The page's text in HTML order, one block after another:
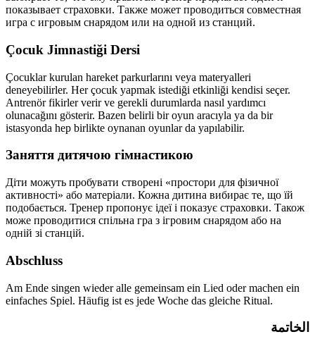
показывает страховки. Также может проводиться совместная
игра с игровым снарядом или на одной из станций.
Çocuk Jimnastiği Dersi
Çocuklar kurulan hareket parkurlarını veya materyalleri
deneyebilirler. Her çocuk yapmak istediği etkinliği kendisi seçer.
Antrenör fikirler verir ve gerekli durumlarda nasıl yardımcı
olunacağını gösterir. Bazen belirli bir oyun aracıyla ya da bir
istasyonda hep birlikte oynanan oyunlar da yapılabilir.
Заняття дитячою гімнастикою
Діти можуть пробувати створені «простори для фізичної
активності» або матеріали. Кожна дитина вибирає те, що їй
подобається. Тренер пропонує ідеї і показує страховки. Також
може проводитися спільна гра з ігровим снарядом або на
одній зі станцій.
Abschluss
Am Ende singen wieder alle gemeinsam ein Lied oder machen ein
einfaches Spiel. Häufig ist es jede Woche das gleiche Ritual.
الخاتمة